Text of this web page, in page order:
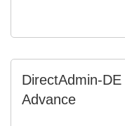
DirectAdmin-
Advance